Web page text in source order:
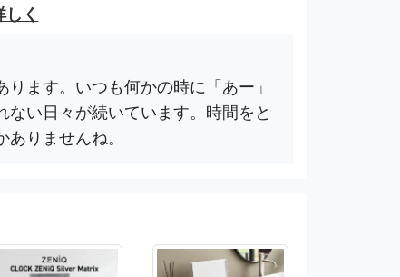
しく
ます。いつも何かの時に「あー」
ない日々が続いています。時間をと
りませんね。